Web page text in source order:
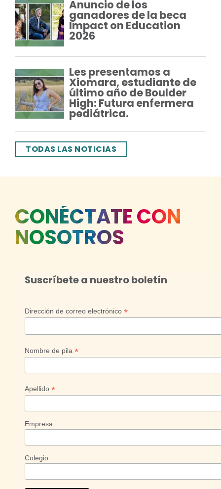
Anuncio de los
ganadores de la beca
Impact on Education
2026
Les presentamos a
Xiomara, estudiante de
último año de Boulder
High: Futura enfermera
pediátrica.
TODAS LAS NOTICIAS
CONÉCTATE CON
NOSOTROS
Suscríbete a nuestro boletín
Dirección de correo electrónico *
Nombre de pila *
Apellido *
Empresa
Colegio